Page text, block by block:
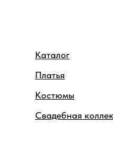
Каталог
Платья
Костюмы
Свадебная